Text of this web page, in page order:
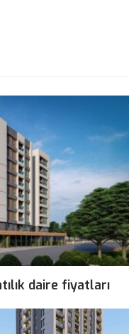
daire fiyatları